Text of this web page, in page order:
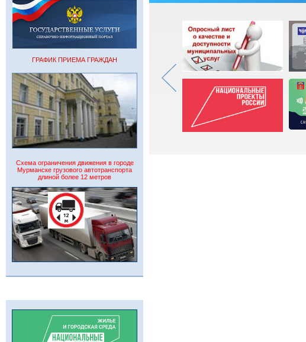
ГРАФИК ПРИЕМА ГРАЖДАН
Схема ограничения движения в городе
Мурманске грузового автотранспорта
длиной более 12 метров